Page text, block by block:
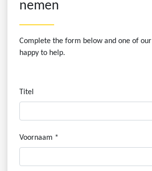
nemen
Complete the form below and one of
happy to help.
Titel
Voornaam *